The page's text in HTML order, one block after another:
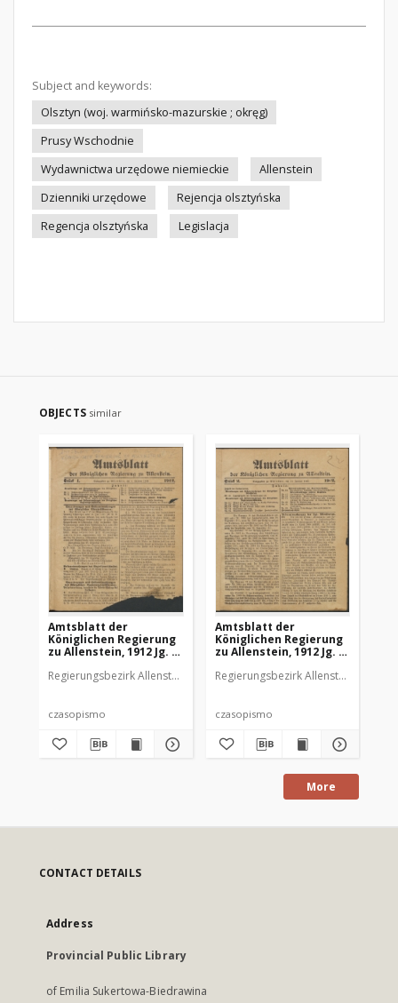
Subject and keywords:
Olsztyn (woj. warmińsko-mazurskie ; okręg)
Prusy Wschodnie
Wydawnictwa urzędowe niemieckie
Allenstein
Dzienniki urzędowe
Rejencja olsztyńska
Regencja olsztyńska
Legislacja
OBJECTS similar
Amtsblatt der
Königlichen Regierung
zu Allenstein, 1912 Jg. 8,
Regierungsbezirk Allenstein
czasopismo
Amtsblatt der
Königlichen Regierung
zu Allenstein, 1912 Jg. 8,
Regierungsbezirk Allenstein
czasopismo
More
CONTACT DETAILS
Address
Provincial Public Library
of Emilia Sukertowa-Biedrawina